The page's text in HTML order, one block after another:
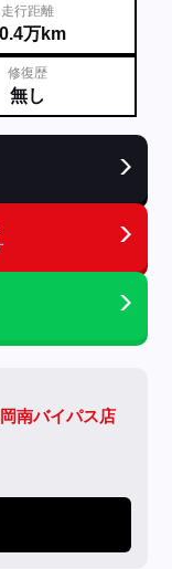
走行距離
万km
修復歴
無し
南バイパス店